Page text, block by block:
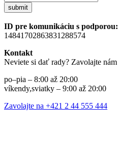
submit
ID pre komunikáciu s podporou:
14841702863831288574
Kontakt
Neviete si dať rady? Zavolajte nám
po–pia – 8:00 až 20:00
víkendy,sviatky – 9:00 až 20:00
Zavolajte na +421 2 44 555 444